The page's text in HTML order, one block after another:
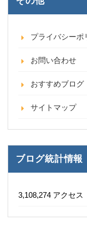
プライバシーポ
お問い合わせ
おすすめブログ
サイトマップ
ブログ統計情報
3,108,274 アクセス